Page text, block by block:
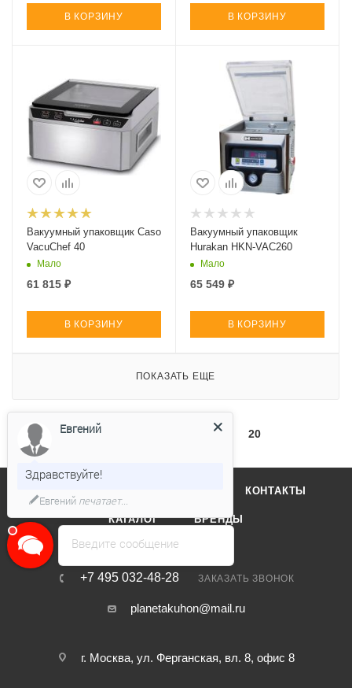
В КОРЗИНУ В КОРЗИНУ
Вакуумный упаковщик Caso
VacuChef 40
Мало
61 815 ₽
В КОРЗИНУ
Вакуумный упаковщик
Hurakan HKN-VAC260
Мало
65 549 ₽
В КОРЗИНУ
ПОКАЗАТЬ ЕЩЕ
1 20
КОНТАКТЫ
КАТАЛОГ БРЕНДЫ
+7 495 032-48-28 ЗАКАЗАТЬ ЗВОНОК
planetakuhon@mail.ru
г. Москва, ул. Ферганская, вл. 8, офис 8
Введите сообщение
Евгений
Здравствуйте!
Евгенийпечатает...